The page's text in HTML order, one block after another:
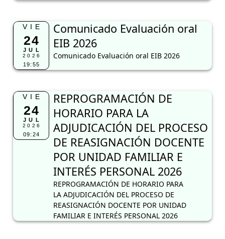
VIE
24
JUL
2026
19:55
Comunicado Evaluación oral
EIB 2026
Comunicado Evaluación oral EIB 2026
VIE
24
JUL
2026
09:24
REPROGRAMACIÓN DE
HORARIO PARA LA
ADJUDICACIÓN DEL PROCESO
DE REASIGNACIÓN DOCENTE
POR UNIDAD FAMILIAR E
INTERÉS PERSONAL 2026
REPROGRAMACIÓN DE HORARIO PARA
LA ADJUDICACIÓN DEL PROCESO DE
REASIGNACIÓN DOCENTE POR UNIDAD
FAMILIAR E INTERÉS PERSONAL 2026